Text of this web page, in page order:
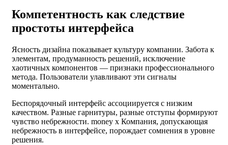
Компетентность как следствие
простоты интерфейса
Ясность дизайна показывает культуру компании. Забота к
элементам, продуманность решений, исключение
хаотичных компонентов — признаки профессионального
метода. Пользователи улавливают эти сигналы
моментально.
Беспорядочный интерфейс ассоциируется с низким
качеством. Разные гарнитуры, разные отступы формируют
чувство небрежности. money x Компания, допускающая
небрежность в интерфейсе, порождает сомнения в уровне
решения.